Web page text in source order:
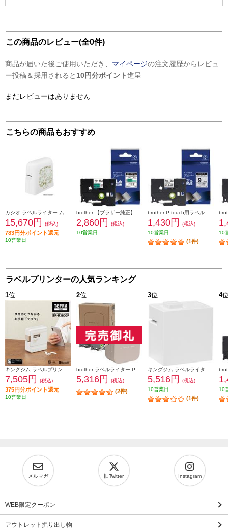
この商品のレビュー(全0件)
商品が届いた後ご使用いただき、 マイページの注文履歴からレビュ
ー投稿＆採用されると 10円分ポイント進呈
まだレビューはありません
こちらの商品もおすすめ
15,670円 (税込)
783円分ポイント還元
10営業日
2,860円
(税込)
10営業日
1,430円
(税込)
10営業日
(1件)
10
ラベルプリンターの人気ランキング
1位
7,505円 (税込)
375円分ポイント還元
10営業日
2位
5,316円 (税込)
(2件)
3位
5,516円
(税込)
10営業日
(1件)
4
10
メルマガ 旧Twitter Instagram
WEB限定クーポン
アウトレット掘り出し物